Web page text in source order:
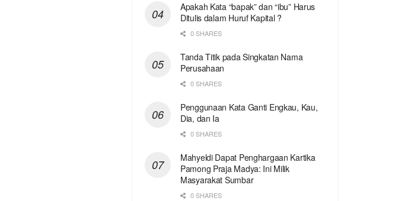
Apakah Kata “bapak” dan “ibu” Harus
Ditulis dalam Huruf Kapital ?
0 SHARES
Tanda Titik pada Singkatan Nama
Perusahaan
0 SHARES
Penggunaan Kata Ganti Engkau, Kau,
Dia, dan Ia
0 SHARES
Mahyeldi Dapat Penghargaan Kartika
Pamong Praja Madya: Ini Milik
Masyarakat Sumbar
0 SHARES